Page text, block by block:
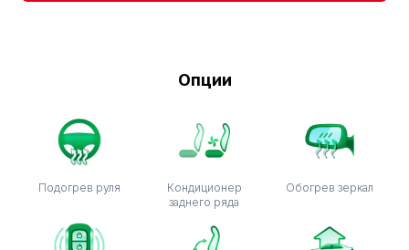
Опции
Подогрев руля
Кондиционер
заднего ряда
Обогрев зеркал